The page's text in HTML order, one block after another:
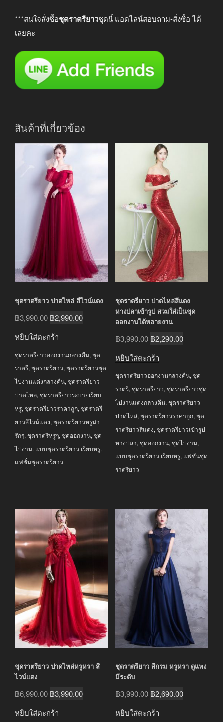
***สนใจสั่งซื้อชุดราตรียาวชุดนี้ แอดไลน์สอบถาม-สั่งซื้อ ได้
เลยคะ
สินค้าที่เกี่ยวข้อง
ชุดราตรียาว ปาดไหล่ สีไวน์แดง
฿3,990.00 Original
฿3,990.00.
฿2,990.00Current
฿2,990.00.
หยิบใส่ตะกร้า
ชุดราตรียาวออกงานกลางคืน, ชุด
ราตรี, ชุดราตรียาว, ชุดราตรียาวชุด
ไปงานแต่งกลางคืน, ชุดราตรียาว
ปาดไหล่, ชุดราตรียาวระบายเรียบ
หรู, ชุดราตรียาวราคาถูก, ชุดราตรี
ยาวสีไวน์แดง, ชุดราตรียาวหรูน่า
รักๆ, ชุดราตรีหรูๆ, ชุดออกงาน, ชุด
ไปงาน, แบบชุดราตรียาว เรียบหรู,
แฟชั่นชุดราตรียาว
ชุดราตรียาว ปาดไหล่สีแดง
หางปลาเข้ารูป สวมใส่เป็นชุด
ออกงานได้หลายงาน
฿3,990.00 Original
฿3,990.00.
฿2,290.00Current
฿2,290.00.
หยิบใส่ตะกร้า
ชุดราตรียาวออกงานกลางคืน, ชุด
ราตรี, ชุดราตรียาว, ชุดราตรียาวชุด
ไปงานแต่งกลางคืน, ชุดราตรียาว
ปาดไหล่, ชุดราตรียาวราคาถูก, ชุด
ราตรียาวสีแดง, ชุดราตรียาวเข้ารูป
หางปลา, ชุดออกงาน, ชุดไปงาน,
แบบชุดราตรียาว เรียบหรู, แฟชั่นชุด
ราตรียาว
ชุดราตรียาว ปาดไหล่หรูหรา สี
ไวน์แดง
฿6,990.00 Original
฿3,990.00Current
หยิบใส่ตะกร้า
ชุดราตรียาว สีกรม หรูหรา ดูแพง
มีระดับ
฿3,990.00 Original
฿2,690.00Current
หยิบใส่ตะกร้า